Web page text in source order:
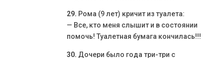
29. Рома (9 лет) кричит из туалета:
— Все, кто меня слышит и в состоянии
помочь! Туалетная бумага кончилась!!!
30. Дочери было года три-три с